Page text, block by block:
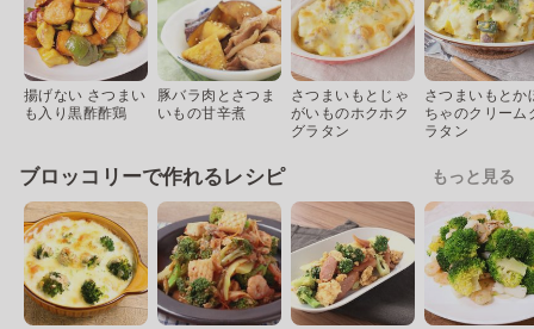
揚げない さつまい
も入り黒酢酢鶏
豚バラ肉とさつま
いもの甘辛煮
さつまいもとじゃ
がいものホクホク
グラタン
さつまいもとか
ちゃのクリーム
ラタン
ブロッコリーで作れるレシピ もっと見る